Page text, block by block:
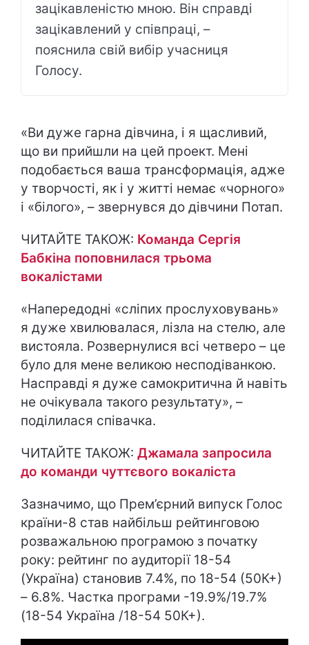
зацікавленістю мною. Він справді
зацікавлений у співпраці, –
пояснила свій вибір учасниця
Голосу.
«Ви дуже гарна дівчина, і я щасливий,
що ви прийшли на цей проект. Мені
подобається ваша трансформація, адже
у творчості, як і у житті немає «чорного»
і «білого», – звернувся до дівчини Потап.
ЧИТАЙТЕ ТАКОЖ: Команда Сергія
Бабкіна поповнилася трьома
вокалістами
«Напередодні «сліпих прослуховувань»
я дуже хвилювалася, лізла на стелю, але
вистояла. Розвернулися всі четверо – це
було для мене великою несподіванкою.
Насправді я дуже самокритична й навіть
не очікувала такого результату», –
поділилася співачка.
ЧИТАЙТЕ ТАКОЖ: Джамала запросила
до команди чуттєвого вокаліста
Зазначимо, що Прем’єрний випуск Голос
країни-8 став найбільш рейтинговою
розважальною програмою з початку
року: рейтинг по аудиторії 18-54
(Україна) становив 7.4%, по 18-54 (50К+)
– 6.8%. Частка програми -19.9%/19.7%
(18-54 Україна /18-54 50К+).